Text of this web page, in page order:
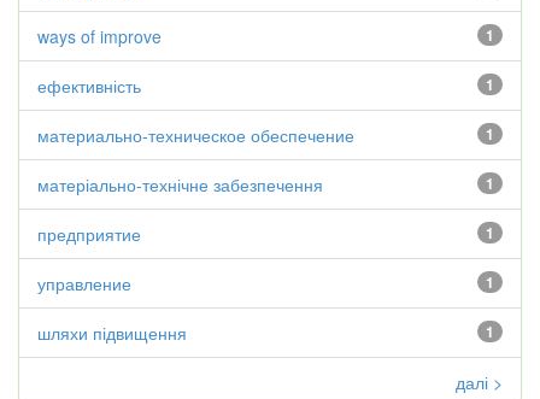
1
ways of improve
1
ефективність
1
материально-техническое обеспечение
1
матеріально-технічне забезпечення
1
предприятие
1
управление
1
шляхи підвищення
далі >